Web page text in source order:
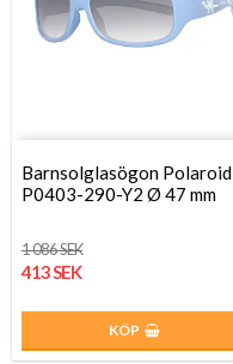
Barnsolglasögon Polaroid
P0403-290-Y2 Ø 47 mm
1 086 SEK
413 SEK
KÖP